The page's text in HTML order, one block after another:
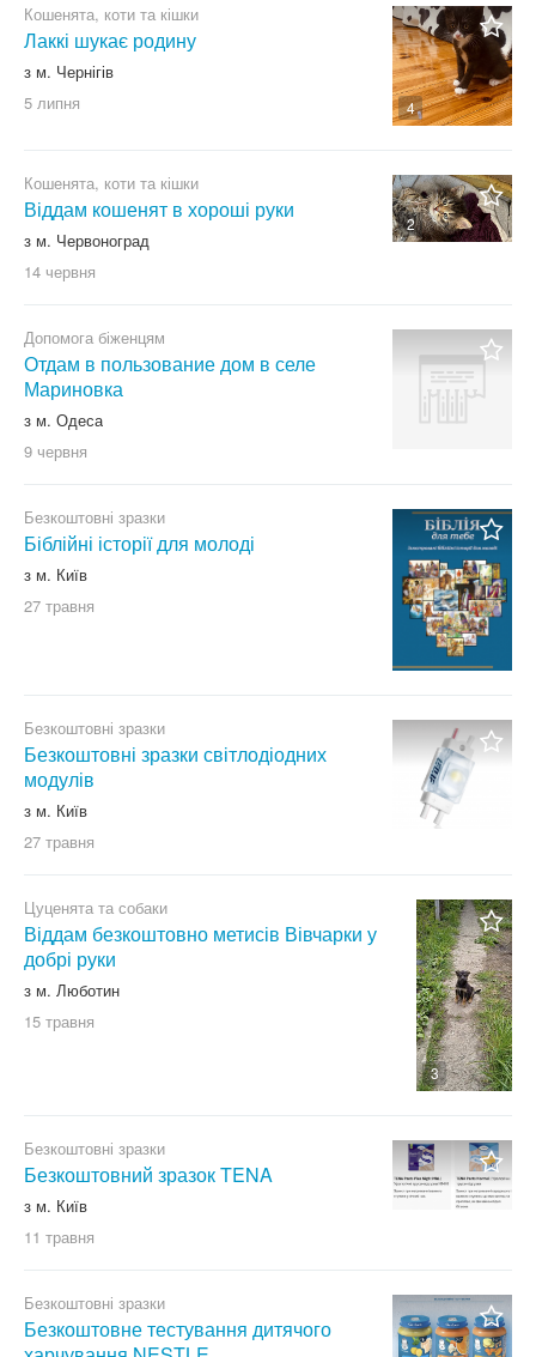
4
Кошенята, коти та кішки
Лаккі шукає родину
з м. Чернігів
5 липня
2
Кошенята, коти та кішки
Віддам кошенят в хороші руки
з м. Червоноград
14 червня
Допомога біженцям
Отдам в пользование дом в селе
Мариновка
з м. Одеса
9 червня
Безкоштовні зразки
Біблійні історії для молоді
з м. Київ
27 травня
Безкоштовні зразки
Безкоштовні зразки світлодіодних
модулів
з м. Київ
27 травня
3
Цуценята та собаки
Віддам безкоштовно метисів Вівчарки у
добрі руки
з м. Люботин
15 травня
Безкоштовні зразки
Безкоштовний зразок TENA
з м. Київ
11 травня
Безкоштовні зразки
Безкоштовне тестування дитячого